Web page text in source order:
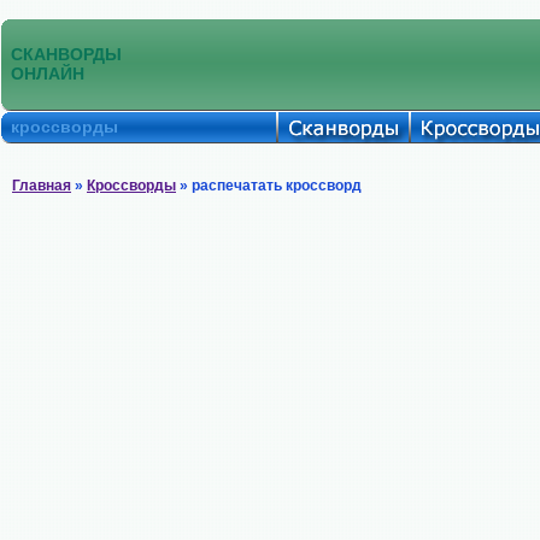
СКАНВОРДЫ
ОНЛАЙН
кроссворды
Главная » Кроссворды » распечатать кроссворд